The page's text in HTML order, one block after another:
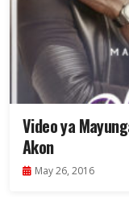
Video ya
Akon
May 26, 2016